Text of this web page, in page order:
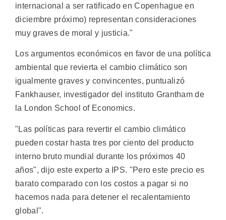
internacional a ser ratificado en Copenhague en
diciembre próximo) representan consideraciones
muy graves de moral y justicia."
Los argumentos económicos en favor de una política
ambiental que revierta el cambio climático son
igualmente graves y convincentes, puntualizó
Fankhauser, investigador del instituto Grantham de
la London School of Economics.
"Las políticas para revertir el cambio climático
pueden costar hasta tres por ciento del producto
interno bruto mundial durante los próximos 40
años", dijo este experto a IPS. "Pero este precio es
barato comparado con los costos a pagar si no
hacemos nada para detener el recalentamiento
global".